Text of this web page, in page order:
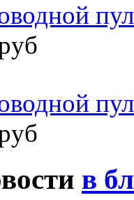
в